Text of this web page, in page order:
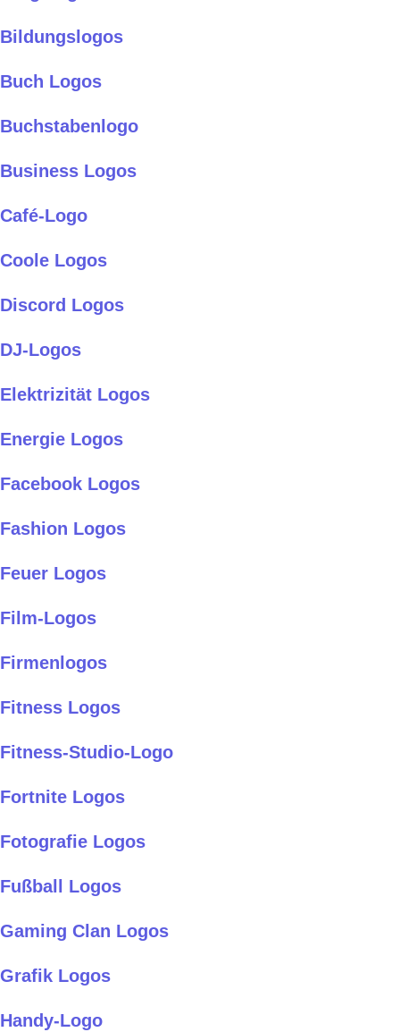
Bildungslogos
Buch Logos
Buchstabenlogo
Business Logos
Café-Logo
Coole Logos
Discord Logos
DJ-Logos
Elektrizität Logos
Energie Logos
Facebook Logos
Fashion Logos
Feuer Logos
Film-Logos
Firmenlogos
Fitness Logos
Fitness-Studio-Logo
Fortnite Logos
Fotografie Logos
Fußball Logos
Gaming Clan Logos
Grafik Logos
Handy-Logo